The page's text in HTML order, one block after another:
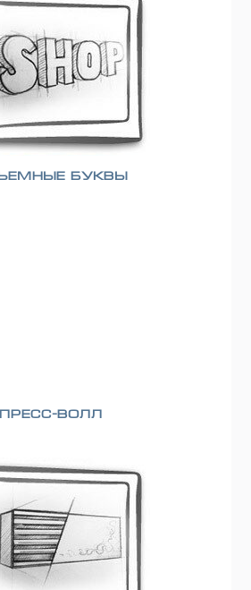
буквы
Пресс-волл